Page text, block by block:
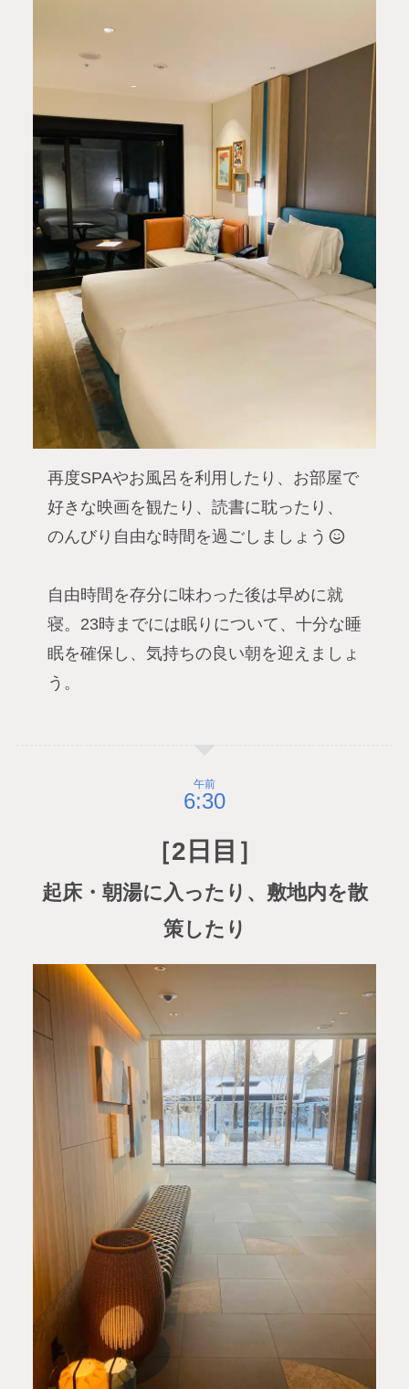
再度SPAやお風呂を利用したり、お部屋で
好きな映画を観たり、読書に耽ったり、
のんびり自由な時間を過ごしましょう
自由時間を存分に味わった後は早めに就
寝。23時までには眠りについて、十分な睡
眠を確保し、気持ちの良い朝を迎えましょ
う。
午前
［2日目］
起床・朝湯に入ったり、敷地内を散
策したり